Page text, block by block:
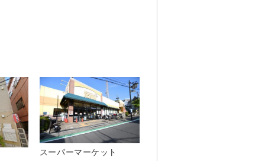
スーパーマーケット